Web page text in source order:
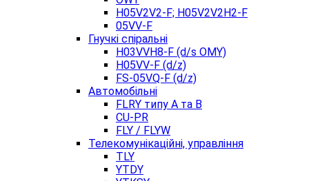
H05V2V2-F; H05V2V2H2-F
05VV-F
Гнучкі спіральні
H03VVH8-F (d/s OMY)
H05VV-F (d/z)
FS-05VQ-F (d/z)
Автомобільні
FLRY типу A та B
CU-PR
FLY / FLYW
Телекомунікаційні, управління
TLY
YTDY